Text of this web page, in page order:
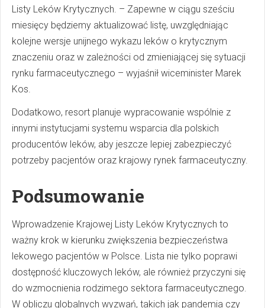
Listy Leków Krytycznych. – Zapewne w ciągu sześciu
miesięcy będziemy aktualizować listę, uwzględniając
kolejne wersje unijnego wykazu leków o krytycznym
znaczeniu oraz w zależności od zmieniającej się sytuacji
rynku farmaceutycznego – wyjaśnił wiceminister Marek
Kos.
Dodatkowo, resort planuje wypracowanie wspólnie z
innymi instytucjami systemu wsparcia dla polskich
producentów leków, aby jeszcze lepiej zabezpieczyć
potrzeby pacjentów oraz krajowy rynek farmaceutyczny.
Podsumowanie
Wprowadzenie Krajowej Listy Leków Krytycznych to
ważny krok w kierunku zwiększenia bezpieczeństwa
lekowego pacjentów w Polsce. Lista nie tylko poprawi
dostępność kluczowych leków, ale również przyczyni się
do wzmocnienia rodzimego sektora farmaceutycznego.
W obliczu globalnych wyzwań, takich jak pandemia czy